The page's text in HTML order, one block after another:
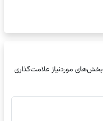
بخش‌های موردنیاز علامت‌گذاری